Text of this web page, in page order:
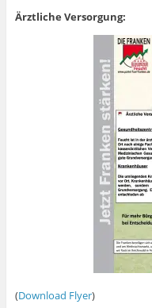
Ärztliche Versorgung:
(Download Flyer)